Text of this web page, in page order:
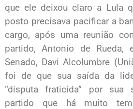
que ele deixou claro a Lula
posto precisava pacificar a
cargo, após uma reunião
partido, Antonio de Rueda,
Senado, Davi Alcolumbre
foi de que sua saída da
“disputa fraticida” por sua
partido que há muito